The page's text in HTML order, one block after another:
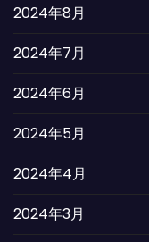
2024年8月
2024年7月
2024年6月
2024年5月
2024年4月
2024年3月